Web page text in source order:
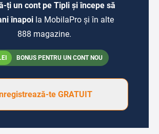
ți un cont pe Tipli și începe să
înapoi la MobilaPro și în alte
888 magazine.
BONUS PENTRU UN CONT NOU
te GRATUIT